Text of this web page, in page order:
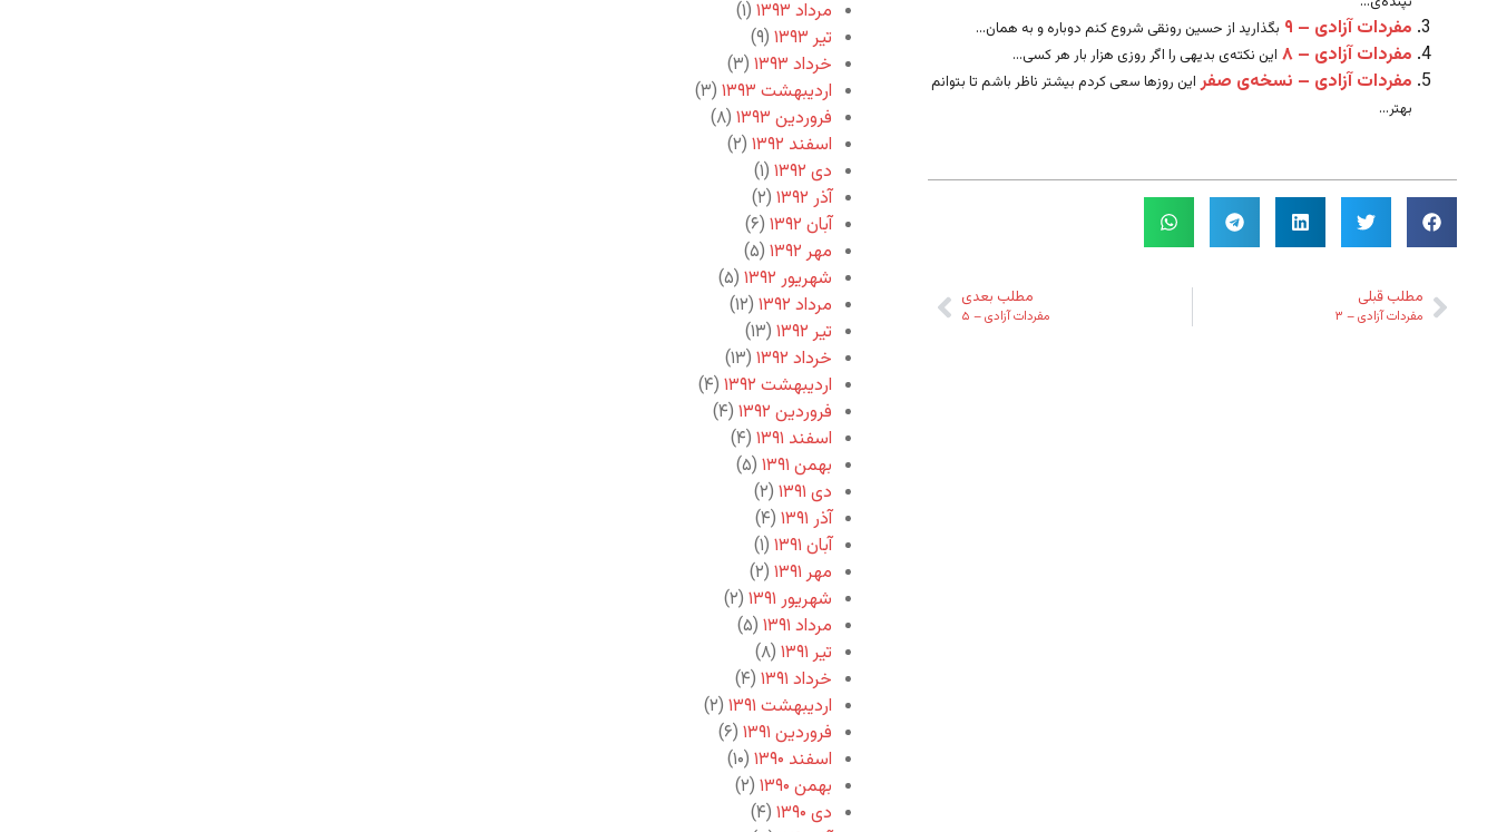
مفردات آزادی – ۹ بگذارید از حسین رونقی شروع کنم دوباره و به همان...
مفردات آزادی – ۸ این نکته‌ی بدیهی را اگر روزی هزار بار هر کسی...
مفردات آزادی – نسخه‌ی صفر این روزها سعی کردم بیشتر ناظر باشم تا بتوانم
بهتر...
مطلب قبلی
مفردات آزادی – ۳
مطلب بعدی
مفردات آزادی – ۵
مرداد ۱۳۹۳
(۱)
تیر ۱۳۹۳
(۹)
خرداد ۱۳۹۳
(۳)
اردیبهشت ۱۳۹۳
(۳)
فروردین ۱۳۹۳
(۸)
اسفند ۱۳۹۲
(۲)
دی ۱۳۹۲
(۱)
آذر ۱۳۹۲
(۲)
آبان ۱۳۹۲
(۶)
مهر ۱۳۹۲
(۵)
شهریور ۱۳۹۲
(۵)
مرداد ۱۳۹۲
(۱۲)
تیر ۱۳۹۲
(۱۳)
خرداد ۱۳۹۲
(۱۳)
اردیبهشت ۱۳۹۲
(۴)
فروردین ۱۳۹۲
(۴)
اسفند ۱۳۹۱
(۴)
بهمن ۱۳۹۱
(۵)
دی ۱۳۹۱
(۲)
آذر ۱۳۹۱
(۴)
آبان ۱۳۹۱
(۱)
مهر ۱۳۹۱
(۲)
شهریور ۱۳۹۱
(۲)
مرداد ۱۳۹۱
(۵)
تیر ۱۳۹۱
(۸)
خرداد ۱۳۹۱
(۴)
اردیبهشت ۱۳۹۱
(۲)
فروردین ۱۳۹۱
(۶)
اسفند ۱۳۹۰
(۱۰)
بهمن ۱۳۹۰
(۲)
دی ۱۳۹۰
(۴)